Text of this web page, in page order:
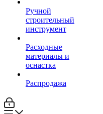
Ручной
строительный
инструмент
Расходные
материалы и
оснастка
Распродажа